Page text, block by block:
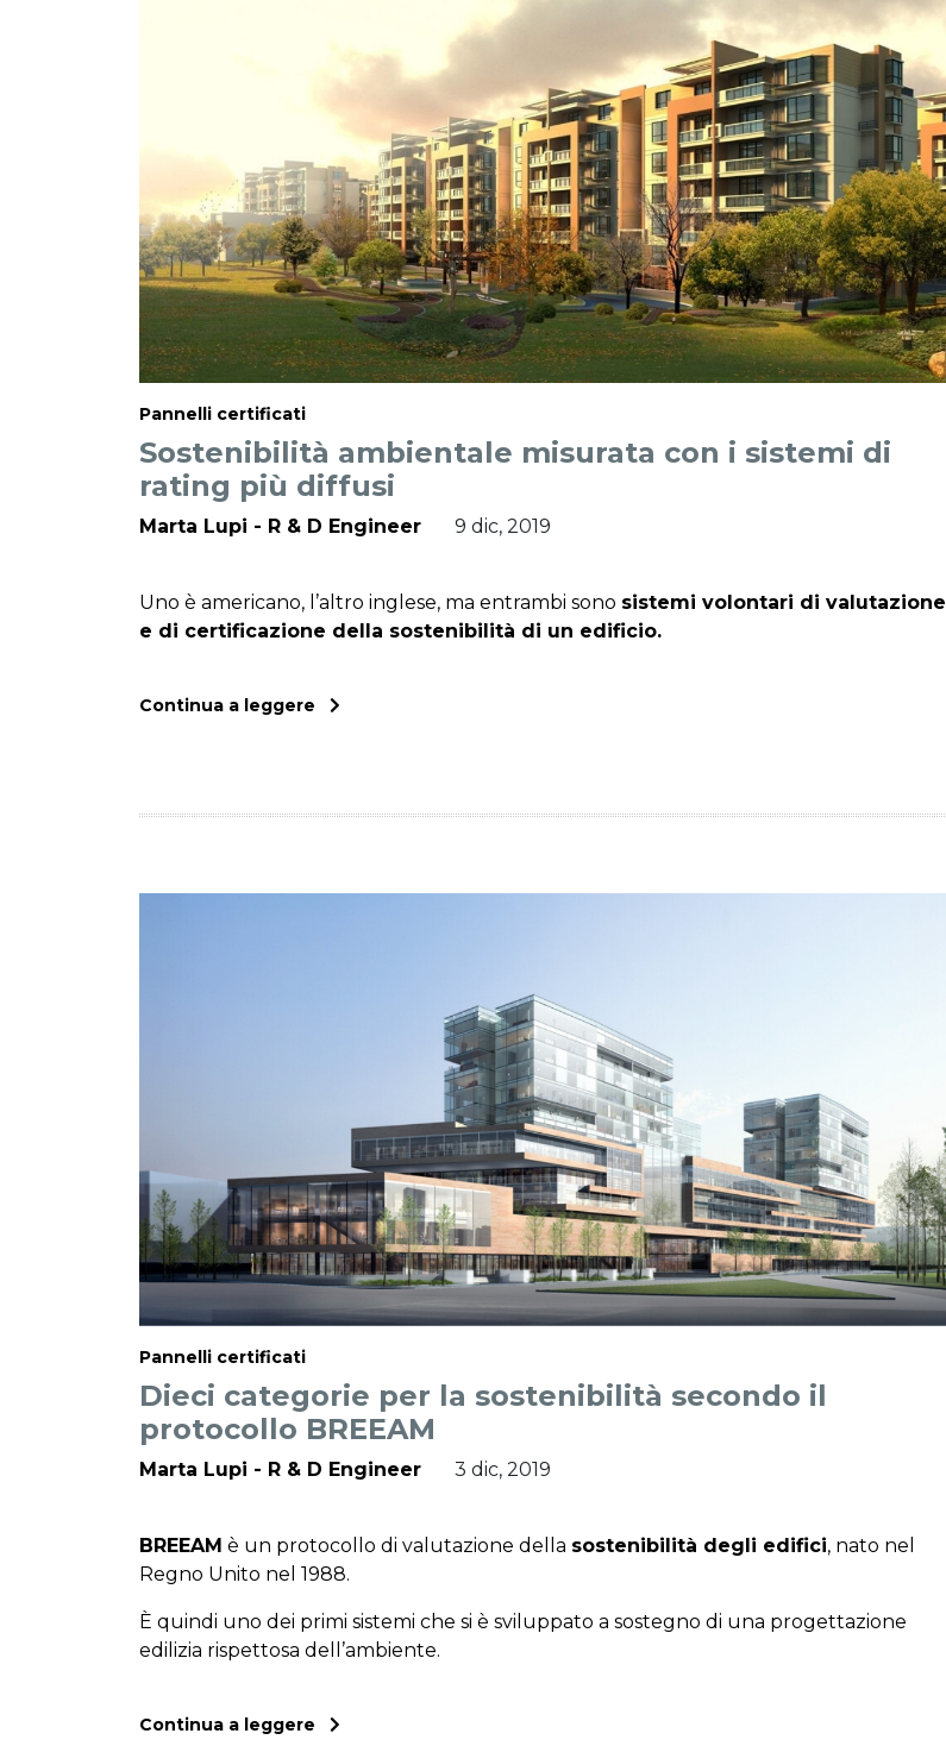
Pannelli certificati
Sostenibilità ambientale misurata con i sistemi di
rating più diffusi
Marta Lupi - R & D Engineer 9 dic, 2019
Uno è americano, l’altro inglese, ma entrambi sono sistemi volontari di valutazione
e di certificazione della sostenibilità di un edificio.
Continua a leggere
Pannelli certificati
Dieci categorie per la sostenibilità secondo il
protocollo BREEAM
Marta Lupi - R & D Engineer 3 dic, 2019
BREEAM è un protocollo di valutazione della sostenibilità degli edifici, nato nel
Regno Unito nel 1988.
È quindi uno dei primi sistemi che si è sviluppato a sostegno di una progettazione
edilizia rispettosa dell’ambiente.
Continua a leggere